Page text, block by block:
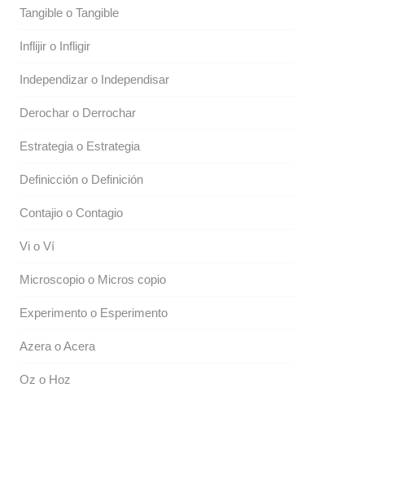
Tangible o Tangible
Inflijir o Infligir
Independizar o Independisar
Derochar o Derrochar
Estrategia o Estrategia
Definicción o Definición
Contajio o Contagio
Vi o Ví
Microscopio o Micros copio
Experimento o Esperimento
Azera o Acera
Oz o Hoz